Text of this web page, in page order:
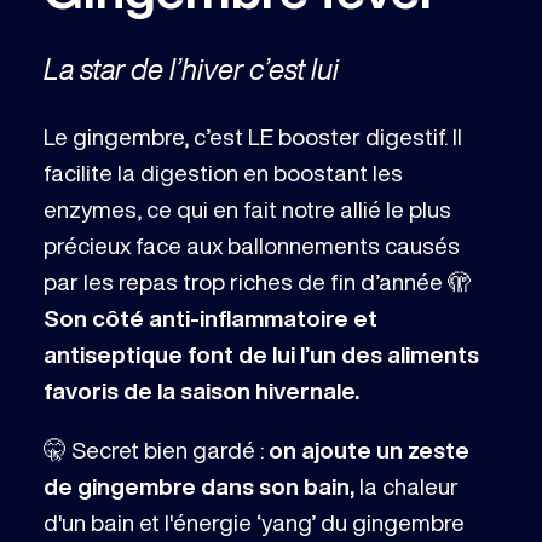
La star de l’hiver c’est lui
Le gingembre, c’est LE booster digestif. Il
facilite la digestion en boostant les
enzymes, ce qui en fait notre allié le plus
précieux face aux ballonnements causés
par les repas trop riches de fin d’année 🫣
Son côté anti-inflammatoire et
antiseptique font de lui l’un des aliments
favoris de la saison hivernale.
🤫 Secret bien gardé : on ajoute un zeste
de gingembre dans son bain, la chaleur
d'un bain et l'énergie ‘yang’ du gingembre